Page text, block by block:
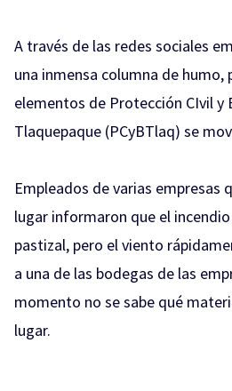
A través de las redes sociales
una inmensa columna de
elementos de Protección CIvil y
Tlaquepaque (PCyBTlaq) se
Empleados de varias empresas
lugar informaron que el
pastizal, pero el viento
a una de las bodegas de las
momento no se sabe qué
lugar.